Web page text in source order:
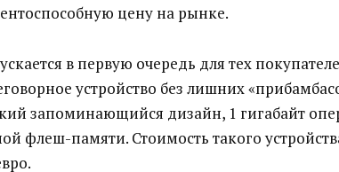
цену на рынке.
в первую очередь для тех
устройство без лишних
запоминающийся дизайн, 1 гигабайт
флеш-памяти. Стоимость такого